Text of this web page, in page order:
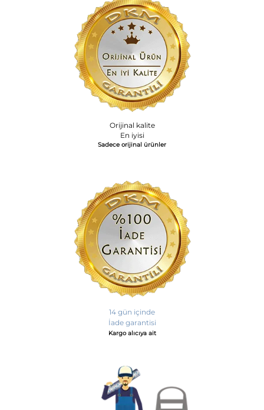
Orijinal kalite
En iyisi
Sadece orijinal ürünler
14 gün içinde
İade garantisi
Kargo alıcıya ait